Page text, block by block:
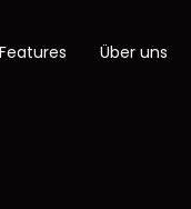
Features Über uns